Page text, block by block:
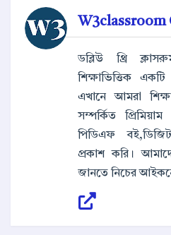
ডব্লিউ থ্রি
শিক্ষাভিত্তিক
এখানে আমরা
সম্পর্কিত
পিডিএফ
প্রকাশ করি।
জানতে নিচের